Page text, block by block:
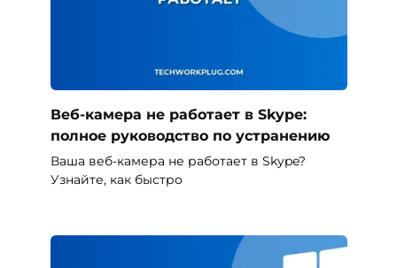
Веб-камера не работает в Skype:
полное руководство по устранению
Ваша веб-камера не работает в Skype?
Узнайте, как быстро